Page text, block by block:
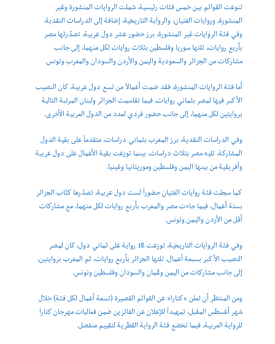
تنوعت القوائم بين خمس فئات رئيسية، شملت الروايات المنشورة وغير
المنشورة، وروايات الفتيان، والرواية التاريخية، إضافة إلى الدراسات النقدية.
وفي فئة الروايات غير المنشورة، برز حضور عشر دول عربية، تصدّرتها مصر
بأربع روايات، تلتها سوريا وفلسطين بثلاث روايات لكل منهما، إلى جانب
مشاركات من الجزائر والسعودية واليمن والأردن والسودان والمغرب وتونس.
أما فئة الروايات المنشورة، فقد ضمت أعمالاً من تسع دول عربية، كان النصيب
الأكبر فيها لمصر بثماني روايات، فيما تقاسمت الجزائر ولبنان المرتبة التالية
بروايتين لكل منهما، إلى جانب حضور فردي لعدد من الدول العربية الأخرى.
وفي الدراسات النقدية، برز المغرب بثماني دراسات، متقدماً على بقية الدول
المشاركة، تليه مصر بثلاث دراسات، بينما توزعت بقية الأعمال على دول عربية
وأفريقية من بينها اليمن وفلسطين وموريتانيا وغينيا.
كما سجلت فئة روايات الفتيان حضوراً لست دول عربية، تصدّرها كتّاب الجزائر
بستة أعمال، فيما جاءت مصر والمغرب بأربع روايات لكل منهما، مع مشاركات
أقل من الأردن واليمن وتونس.
وفي فئة الروايات التاريخية، توزعت 18 رواية على ثماني دول، كان لمصر
النصيب الأكبر بسبعة أعمال، تلتها الجزائر بأربع روايات، ثم المغرب بروايتين،
إلى جانب مشاركات من اليمن وعُمان والسودان وفلسطين وتونس.
ومن المنتظر أن تعلن “كتارا” عن القوائم القصيرة (تسعة أعمال لكل فئة) خلال
شهر أغسطس المقبل، تمهيداً للإعلان عن الفائزين ضمن فعاليات مهرجان كتارا
للرواية العربية، فيما تخضع فئة الرواية القطرية لتقييم منفصل.